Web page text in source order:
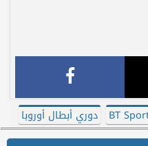
دوري أبطال أوروبا